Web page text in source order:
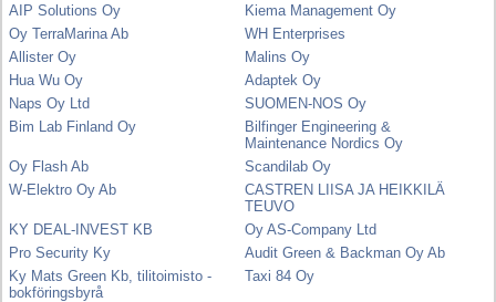
AIP Solutions Oy
Kiema Management Oy
Oy TerraMarina Ab
WH Enterprises
Allister Oy
Malins Oy
Hua Wu Oy
Adaptek Oy
Naps Oy Ltd
SUOMEN-NOS Oy
Bim Lab Finland Oy
Bilfinger Engineering &
Maintenance Nordics Oy
Oy Flash Ab
Scandilab Oy
W-Elektro Oy Ab
CASTREN LIISA JA HEIKKILÄ
TEUVO
KY DEAL-INVEST KB
Oy AS-Company Ltd
Pro Security Ky
Audit Green & Backman Oy Ab
Ky Mats Green Kb, tilitoimisto -
bokföringsbyrå
Taxi 84 Oy